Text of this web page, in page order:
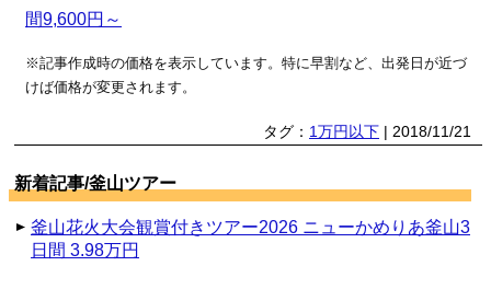
間9,600円～
※記事作成時の価格を表示しています。特に早割など、出発日が近づ
けば価格が変更されます。
タグ： 1万円以下 | 2018/11/21
新着記事/釜山ツアー
釜山花火大会観賞付きツアー2026 ニューかめりあ釜山3
日間 3.98万円